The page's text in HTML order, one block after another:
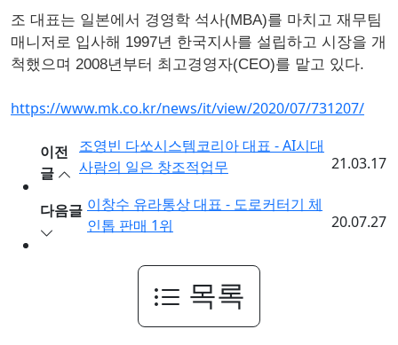
조 대표는 일본에서 경영학 석사(MBA)를 마치고 재무팀
매니저로 입사해 1997년 한국지사를 설립하고 시장을 개
척했으며 2008년부터 최고경영자(CEO)를 맡고 있다.
https://www.mk.co.kr/news/it/view/2020/07/731207/
이전
글
조영빈 다쏘시스템코리아 대표 - AI시대
사람의 일은 창조적업무
21.03.17
다음글 이창수 유라통상 대표 - 도로커터기 체
인톱 판매 1위
20.07.27
목록